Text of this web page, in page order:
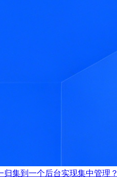
集到一个后台实现集中管理？